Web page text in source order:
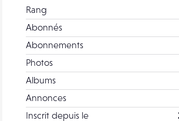
Rang
Abonnés
Abonnements
Photos
Albums
Annonces
Inscrit depuis le